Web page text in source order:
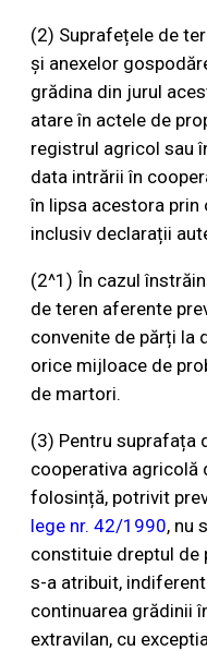
(2) Suprafețele de
și anexelor
grădina din jurul
atare în actele de
registrul agricol sau
data intrării în
în lipsa acestora prin
inclusiv declarații
(2^1) În cazul
de teren aferente
convenite de părți la
orice mijloace de
de martori.
(3) Pentru suprafața
cooperativa agricolă
folosință, potrivit
lege nr. 42/1990, nu
constituie dreptul de
s-a atribuit,
continuarea grădinii
extravilan, cu